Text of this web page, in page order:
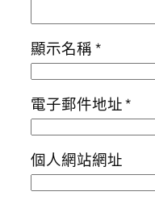
顯示名稱*
電子郵件地址*
個人網站網址